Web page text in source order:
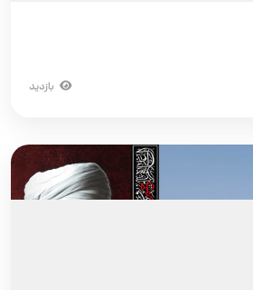
بازدید